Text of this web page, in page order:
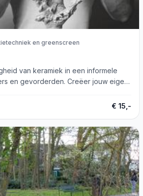
en greenscreen
van keramiek in een informele
en gevorderden. Creëer jouw eigen
€ 15,-